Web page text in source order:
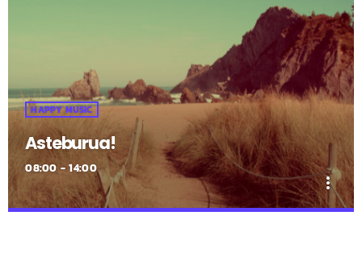
HAPPY MUSIC
Asteburua!
08:00 - 14:00
more_vert